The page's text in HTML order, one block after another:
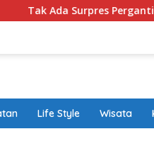
Pergantian Kapolri,
Life Style Wisata